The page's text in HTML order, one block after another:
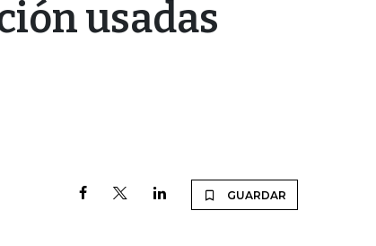
usadas
GUARDAR